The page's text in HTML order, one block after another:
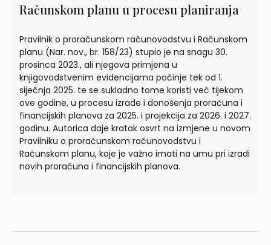
Računskom planu u procesu planiranja
Pravilnik o proračunskom računovodstvu i Računskom
planu (Nar. nov., br. 158/23) stupio je na snagu 30.
prosinca 2023., ali njegova primjena u
knjigovodstvenim evidencijama počinje tek od 1.
siječnja 2025. te se sukladno tome koristi već tijekom
ove godine, u procesu izrade i donošenja proračuna i
financijskih planova za 2025. i projekcija za 2026. i 2027.
godinu. Autorica daje kratak osvrt na izmjene u novom
Pravilniku o proračunskom računovodstvu i
Računskom planu, koje je važno imati na umu pri izradi
novih proračuna i financijskih planova.